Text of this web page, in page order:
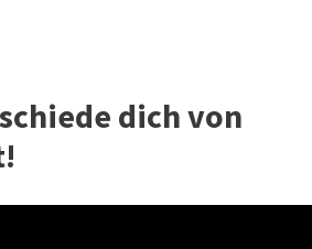
dich von